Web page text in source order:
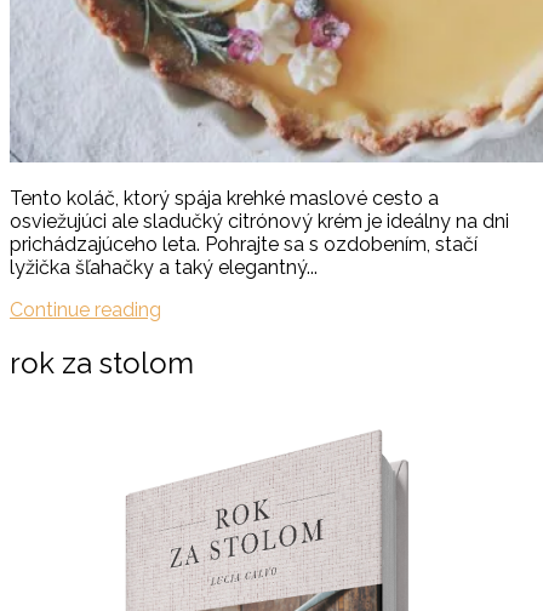
Tento koláč, ktorý spája krehké maslové cesto a
osviežujúci ale sladučký citrónový krém je ideálny na dni
prichádzajúceho leta. Pohrajte sa s ozdobením, stačí
lyžička šľahačky a taký elegantný...
Continue reading
rok za stolom